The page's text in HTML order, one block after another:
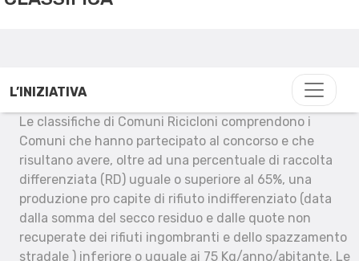
L’INIZIATIVA
Le classifiche di Comuni Ricicloni comprendono i
Comuni che hanno partecipato al concorso e che
risultano avere, oltre ad una percentuale di raccolta
differenziata (RD) uguale o superiore al 65%, una
produzione pro capite di rifiuto indifferenziato (data
dalla somma del secco residuo e dalle quote non
recuperate dei rifiuti ingombranti e dello spazzamento
stradale ) inferiore o uguale ai 75 Kg/anno/abitante. Le